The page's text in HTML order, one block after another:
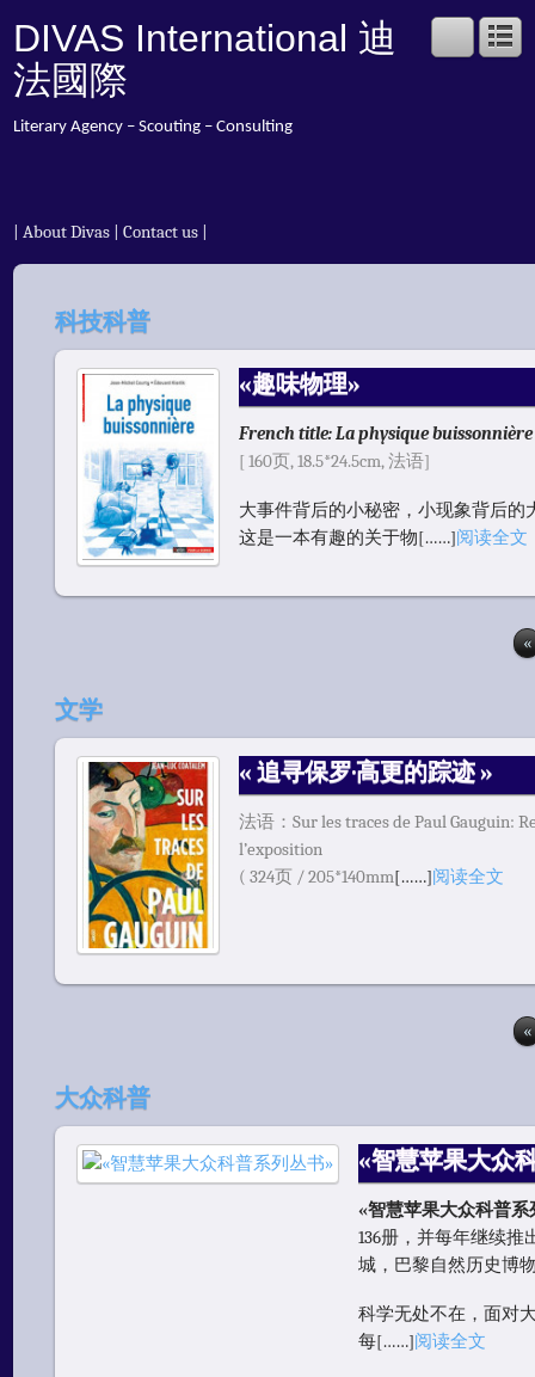
DIVAS International 迪
法國際
Literary Agency – Scouting – Consulting
| About Divas | Contact us |
科技科普
«趣味物理»
French title: La physique buissonnière
[ 160页, 18.5*24.5cm, 法语]
大事件背后的小秘密，小现象背后的
这是一本有趣的关于物[……]阅读全文
«
文学
« 追寻保罗·高更的踪迹 »
法语：Sur les traces de Paul Gauguin:
l’exposition
( 324页 / 205*140mm[……]阅读全文
«
大众科普
«智慧苹果大众
«智慧苹果大众科普系
136册，并每年继续
城，巴黎自然历史博
科学无处不在，面对
每[……]阅读全文